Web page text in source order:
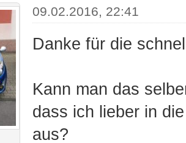
09.02.2016, 22:41
Danke für die
Kann man das
dass ich lieber in
aus?